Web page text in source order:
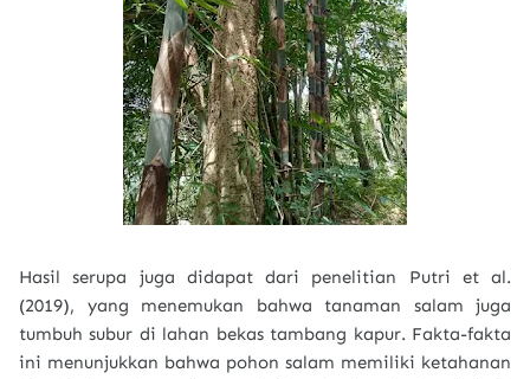
Hasil serupa juga didapat dari penelitian Putri et al.
(2019), yang menemukan bahwa tanaman salam juga
tumbuh subur di lahan bekas tambang kapur. Fakta-fakta
ini menunjukkan bahwa pohon salam memiliki ketahanan